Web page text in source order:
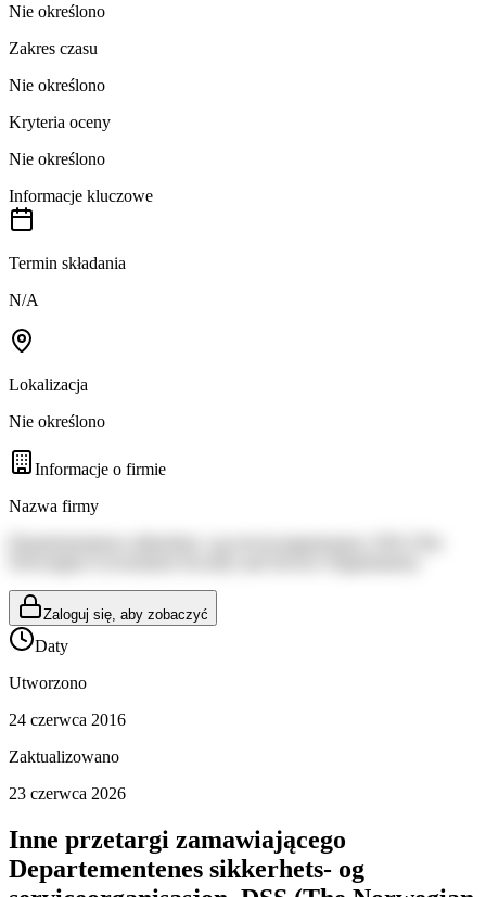
Nie określono
Zakres czasu
Nie określono
Kryteria oceny
Nie określono
Informacje kluczowe
Termin składania
N/A
Lokalizacja
Nie określono
Informacje o firmie
Nazwa firmy
Zaloguj się, aby zobaczyć
Daty
Utworzono
24 czerwca 2016
Zaktualizowano
23 czerwca 2026
Inne przetargi zamawiającego
Departementenes sikkerhets- og